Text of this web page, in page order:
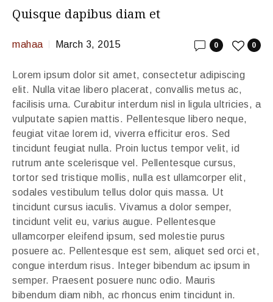
Quisque dapibus diam et
mahaa March 3, 2015 0
0
Lorem ipsum dolor sit amet, consectetur adipiscing
elit. Nulla vitae libero placerat, convallis metus ac,
facilisis urna. Curabitur interdum nisl in ligula ultricies, a
vulputate sapien mattis. Pellentesque libero neque,
feugiat vitae lorem id, viverra efficitur eros. Sed
tincidunt feugiat nulla. Proin luctus tempor velit, id
rutrum ante scelerisque vel. Pellentesque cursus,
tortor sed tristique mollis, nulla est ullamcorper elit,
sodales vestibulum tellus dolor quis massa. Ut
tincidunt cursus iaculis. Vivamus a dolor semper,
tincidunt velit eu, varius augue. Pellentesque
ullamcorper eleifend ipsum, sed molestie purus
posuere ac. Pellentesque est sem, aliquet sed orci et,
congue interdum risus. Integer bibendum ac ipsum in
semper. Praesent posuere nunc odio. Mauris
bibendum diam nibh, ac rhoncus enim tincidunt in.